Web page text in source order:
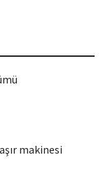
makinesi